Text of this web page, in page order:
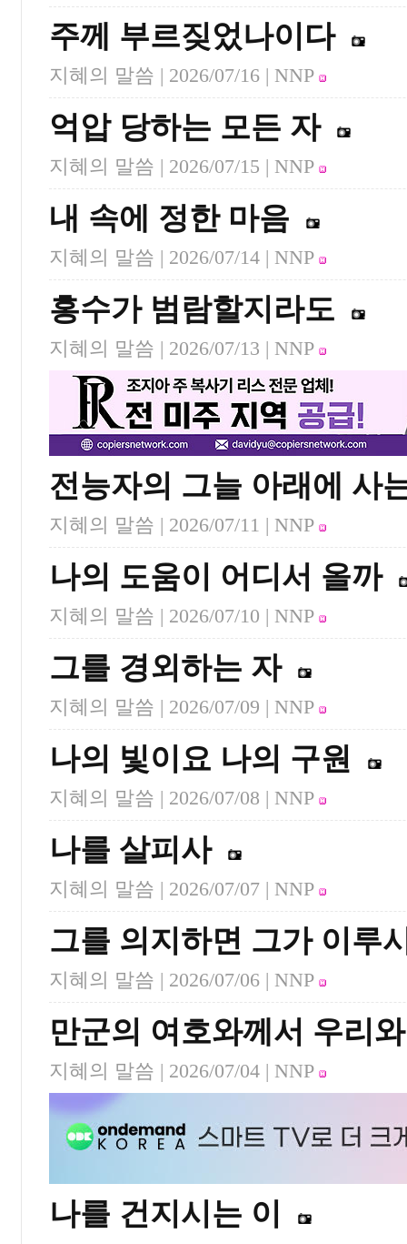
주께 부르짖었나이다
지혜의 말씀 | 2026/07/16 | NNP
억압 당하는 모든 자
지혜의 말씀 | 2026/07/15 | NNP
내 속에 정한 마음
지혜의 말씀 | 2026/07/14 | NNP
홍수가 범람할지라도
지혜의 말씀 | 2026/07/13 | NNP
전능자의 그늘 아래에 사
지혜의 말씀 | 2026/07/11 | NNP
나의 도움이 어디서 올까
지혜의 말씀 | 2026/07/10 | NNP
그를 경외하는 자
지혜의 말씀 | 2026/07/09 | NNP
나의 빛이요 나의 구원
지혜의 말씀 | 2026/07/08 | NNP
나를 살피사
지혜의 말씀 | 2026/07/07 | NNP
그를 의지하면 그가 이루
지혜의 말씀 | 2026/07/06 | NNP
만군의 여호와께서 우리와
지혜의 말씀 | 2026/07/04 | NNP
나를 건지시는 이